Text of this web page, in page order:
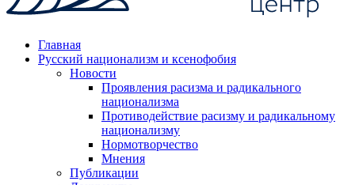
Главная
Русский национализм и ксенофобия
Новости
Проявления расизма и радикального
национализма
Противодействие расизму и радикальному
национализму
Нормотворчество
Мнения
Публикации